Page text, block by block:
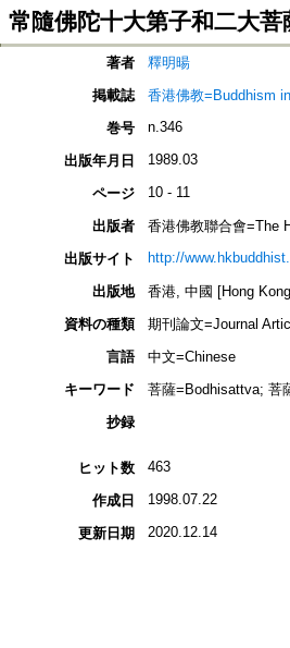
常隨佛陀十大第子和二大菩
著者
釋明暘
掲載誌
香港佛教=Buddhism
巻号
n.346
出版年月日 1989.03
ページ 10 - 11
出版者
香港佛教聯合會=The
出版サイト
http://
出版地
香港, 中國 [Hong
資料の種類
期刊論文=Journal
言語
中文=Chinese
キーワード
菩薩=Bodhisattva; 菩
抄録
ヒット数 463
作成日 1998.07.22
更新日期 2020.12.14